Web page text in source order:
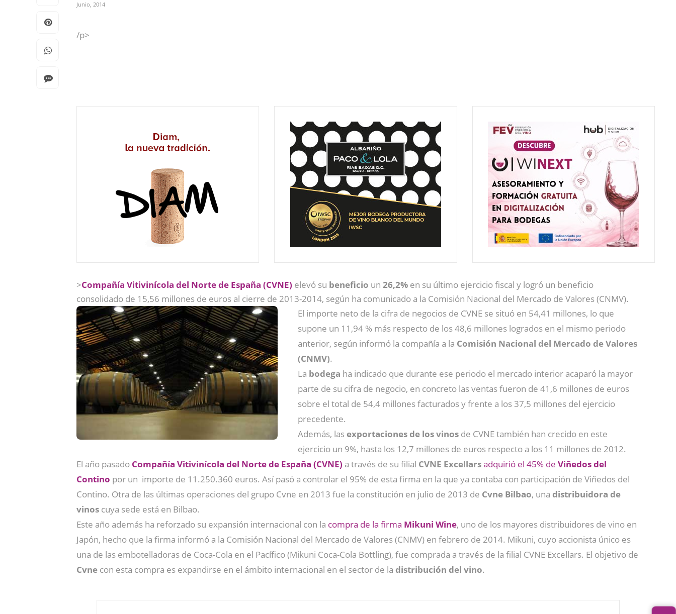
Junio, 2014
/p>
>Compañía Vitivinícola del Norte de España (CVNE) elevó su beneficio un 26,2% en su último ejercicio fiscal y logró un beneficio
consolidado de 15,56 millones de euros al cierre de 2013-2014, según ha comunicado a la Comisión Nacional del Mercado de Valores (CNMV).
El importe neto de la cifra de negocios de CVNE se situó en 54,41 millones, lo que
supone un 11,94 % más respecto de los 48,6 millones logrados en el mismo periodo
anterior, según informó la compañía a la Comisión Nacional del Mercado de Valores
(CNMV).
La bodega ha indicado que durante ese periodo el mercado interior acaparó la mayor
parte de su cifra de negocio, en concreto las ventas fueron de 41,6 millones de euros
sobre el total de 54,4 millones facturados y frente a los 37,5 millones del ejercicio
precedente.
Además, lasexportaciones de los vinos de CVNE también han crecido en este
ejercicio un 9%, hasta los 12,7 millones de euros respecto a los 11 millones de 2012.
El año pasado Compañía Vitivinícola del Norte de España (CVNE) a través de su filial CVNE Excellarsadquirió el 45% de Viñedos del
Contino por un importe de 11.250.360 euros. Así pasó a controlar el 95% de esta firma en la que ya contaba con participación de Viñedos del
Contino. Otra de las últimas operaciones del grupo Cvne en 2013 fue la constitución en julio de 2013 de Cvne Bilbao, una distribuidora de
vinos cuya sede está en Bilbao.
Este año además ha reforzado su expansión internacional con la compra de la firma Mikuni Wine, uno de los mayores distribuidores de vino en
Japón, hecho que la firma informó a la Comisión Nacional del Mercado de Valores (CNMV) en febrero de 2014. Mikuni, cuyo accionista único es
una de las embotelladoras de Coca-Cola en el Pacífico (Mikuni Coca-Cola Bottling), fue comprada a través de la filial CVNE Excellars. El objetivo de
Cvne con esta compra es expandirse en el ámbito internacional en el sector de la distribución del vino.